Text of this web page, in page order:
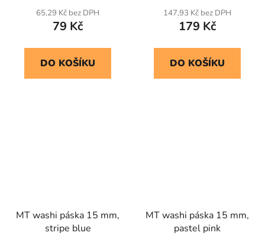
65,29 Kč bez DPH
79 Kč
DO KOŠÍKU
147,93 Kč bez DPH
179 Kč
DO KOŠÍKU
MT washi páska 15 mm,
stripe blue
MT washi páska 15 mm,
pastel pink